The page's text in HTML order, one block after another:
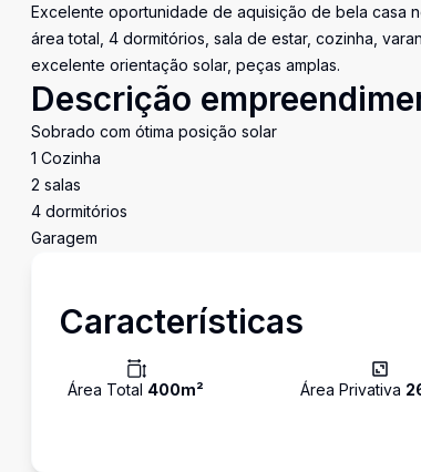
Excelente oportunidade de aquisição de bela casa
área total, 4 dormitórios, sala de estar, cozinha,
excelente orientação solar, peças amplas.
Descrição
Sobrado com ótima posição solar
1 Cozinha
2 salas
4 dormitórios
Garagem
Características
Área Total 400m² Área Privativa